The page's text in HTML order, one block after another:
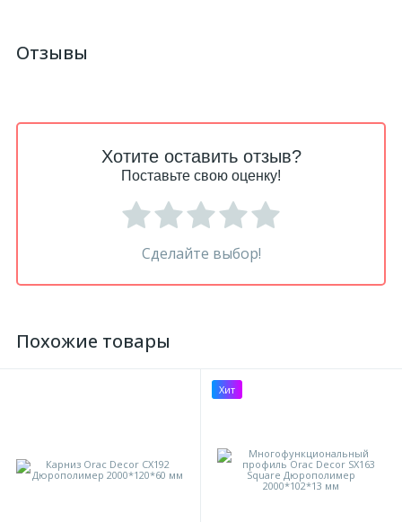
Отзывы
Хотите оставить отзыв?
Поставьте свою оценку!
Сделайте выбор!
Похожие товары
Хит